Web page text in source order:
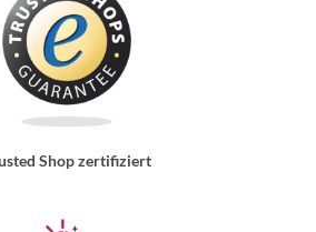
Shop zertifiziert